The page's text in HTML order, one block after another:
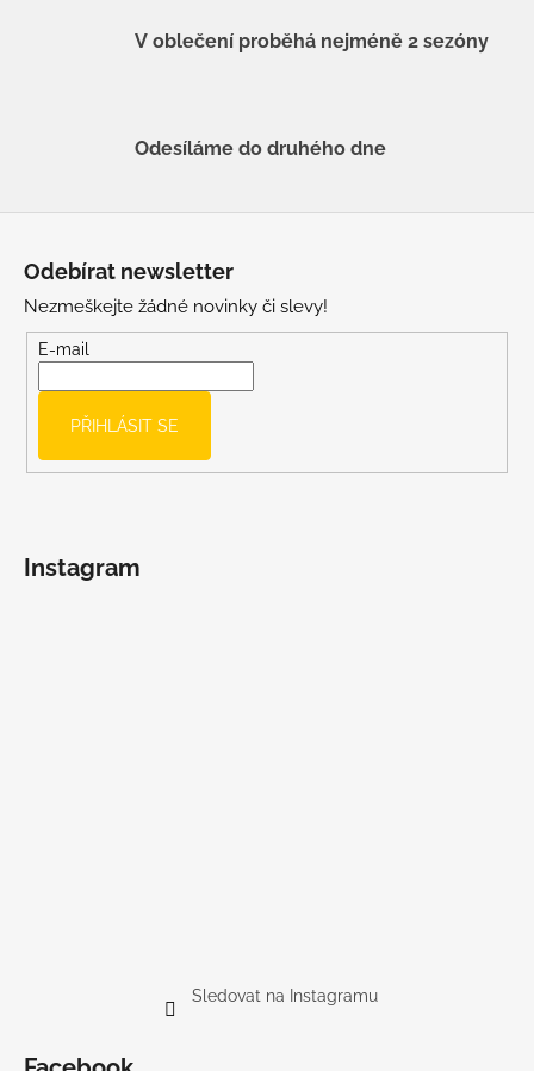
V oblečení proběhá nejméně 2 sezóny
Odesíláme do druhého dne
Odebírat newsletter
Nezmeškejte žádné novinky či slevy!
E-mail
PŘIHLÁSIT SE
Instagram
Sledovat na Instagramu